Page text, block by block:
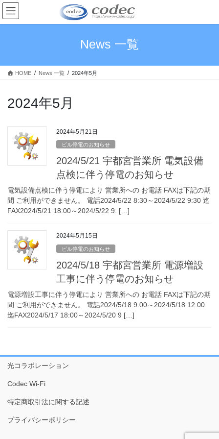
コ
ン
テ
ス
ナ
ビ
ゲ
ン
News 一覧
HOME News 一覧 2024年5月
2024年5月
2024年5月21日
ビル停電のお知らせ
2024/5/21 宇都宮営業所 電気設備
点検に伴う停電のお知らせ
電気設備点検に伴う停電により 営業所への お電話 FAXは下記の期
間 ご利用ができません。 電話2024/5/22 8:30～2024/5/22 9:30 迄
FAX2024/5/21 18:00～2024/5/22 9: […]
2024年5月15日
ビル停電のお知らせ
2024/5/18 宇都宮営業所 電源増設
工事に伴う停電のお知らせ
電源増設工事に伴う停電により 営業所への お電話 FAXは下記の期
間 ご利用ができません。 電話2024/5/18 9:00～2024/5/18 12:00
迄FAX2024/5/17 18:00～2024/5/20 9 […]
光コラボレーション
Codec Wi-Fi
特定商取引法に関する記述
プライバシーポリシー